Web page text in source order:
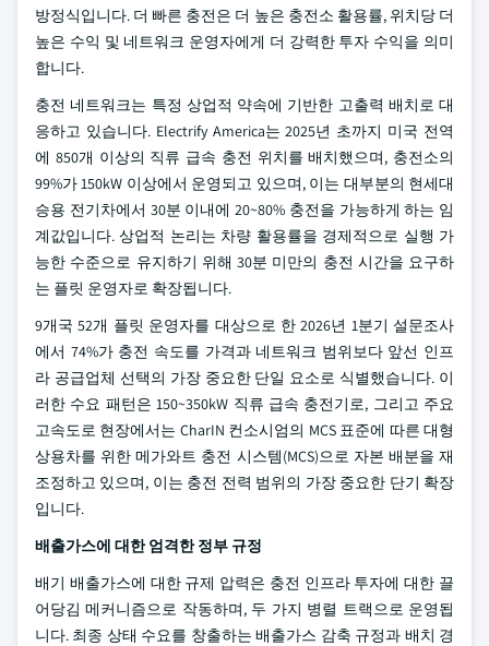
방정식입니다. 더 빠른 충전은 더 높은 충전소 활용률, 위치당 더
높은 수익 및 네트워크 운영자에게 더 강력한 투자 수익을 의미
합니다.
충전 네트워크는 특정 상업적 약속에 기반한 고출력 배치로 대
응하고 있습니다. Electrify America는 2025년 초까지 미국 전역
에 850개 이상의 직류 급속 충전 위치를 배치했으며, 충전소의
99%가 150kW 이상에서 운영되고 있으며, 이는 대부분의 현세대
승용 전기차에서 30분 이내에 20~80% 충전을 가능하게 하는 임
계값입니다. 상업적 논리는 차량 활용률을 경제적으로 실행 가
능한 수준으로 유지하기 위해 30분 미만의 충전 시간을 요구하
는 플릿 운영자로 확장됩니다.
9개국 52개 플릿 운영자를 대상으로 한 2026년 1분기 설문조사
에서 74%가 충전 속도를 가격과 네트워크 범위보다 앞선 인프
라 공급업체 선택의 가장 중요한 단일 요소로 식별했습니다. 이
러한 수요 패턴은 150~350kW 직류 급속 충전기로, 그리고 주요
고속도로 현장에서는 CharIN 컨소시엄의 MCS 표준에 따른 대형
상용차를 위한 메가와트 충전 시스템(MCS)으로 자본 배분을 재
조정하고 있으며, 이는 충전 전력 범위의 가장 중요한 단기 확장
입니다.
배출가스에 대한 엄격한 정부 규정
배기 배출가스에 대한 규제 압력은 충전 인프라 투자에 대한 끌
어당김 메커니즘으로 작동하며, 두 가지 병렬 트랙으로 운영됩
니다. 최종 상태 수요를 창출하는 배출가스 감축 규정과 배치 경